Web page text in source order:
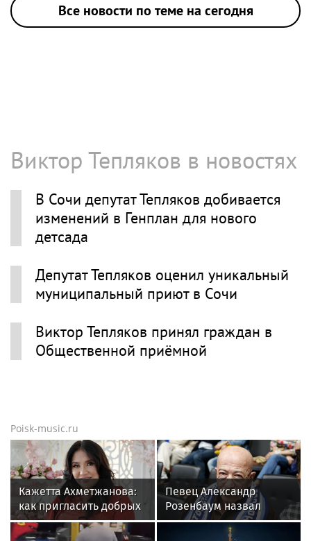
Все новости по теме на сегодня
Виктор Тепляков в новостях
В Сочи депутат Тепляков добивается
изменений в Генплан для нового
детсада
Депутат Тепляков оценил уникальный
муниципальный приют в Сочи
Виктор Тепляков принял граждан в
Общественной приёмной
Poisk-music.ru
Кажетта Ахметжанова:
как пригласить добрых
духов в новый дом
Певец Александр
Розенбаум назвал
Любовь Орлову
настоящей звездой